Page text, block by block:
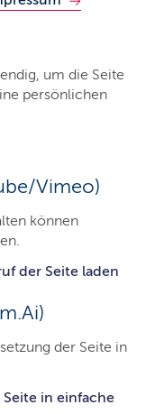
um die Seite
persönlichen
Vimeo)
können
der Seite laden
der Seite in
in einfache
zur
bei dem